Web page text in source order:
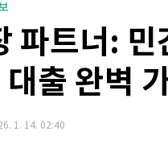
파트너: 민
출 완벽
1. 14. 02:40